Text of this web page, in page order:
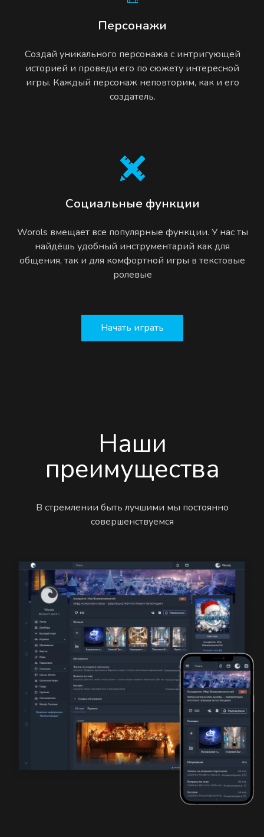
Персонажи
Создай уникального персонажа с интригующей
историей и проведи его по сюжету интересной
игры. Каждый персонаж неповторим, как и его
создатель.
Социальные функции
Worols вмещает все популярные функции. У нас ты
найдёшь удобный инструментарий как для
общения, так и для комфортной игры в текстовые
ролевые
Начать играть
Наши
преимущества
В стремлении быть лучшими мы постоянно
совершенствуемся